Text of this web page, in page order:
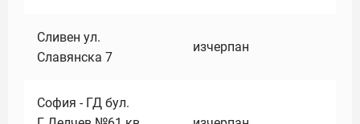
Сливен ул.
Славянска 7
изчерпан
София - ГД бул.